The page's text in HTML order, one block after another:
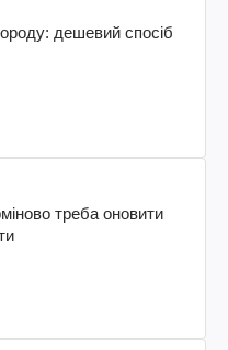
дешевий спосіб
треба оновити